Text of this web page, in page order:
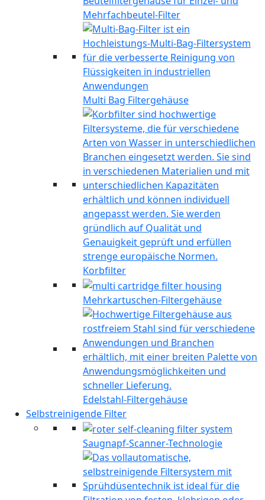
Mehrfachbeutel-Filter
Multi Bag Filtergehäuse
Korbfilter
Mehrkartuschen-Filtergehäuse
Edelstahl-Filtergehäuse
Selbstreinigende Filter
Saugnapf-Scanner-Technologie